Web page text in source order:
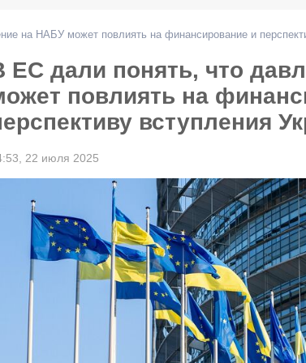
на НАБУ может повлиять на финансирование и
ЕС дали понять, что
повлиять на
вступления
22 июля 2025